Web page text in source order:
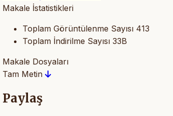
Makale İstatistikleri
Toplam Görüntülenme Sayısı 413
Toplam İndirilme Sayısı 33B
Makale Dosyaları
Tam Metin
Paylaş